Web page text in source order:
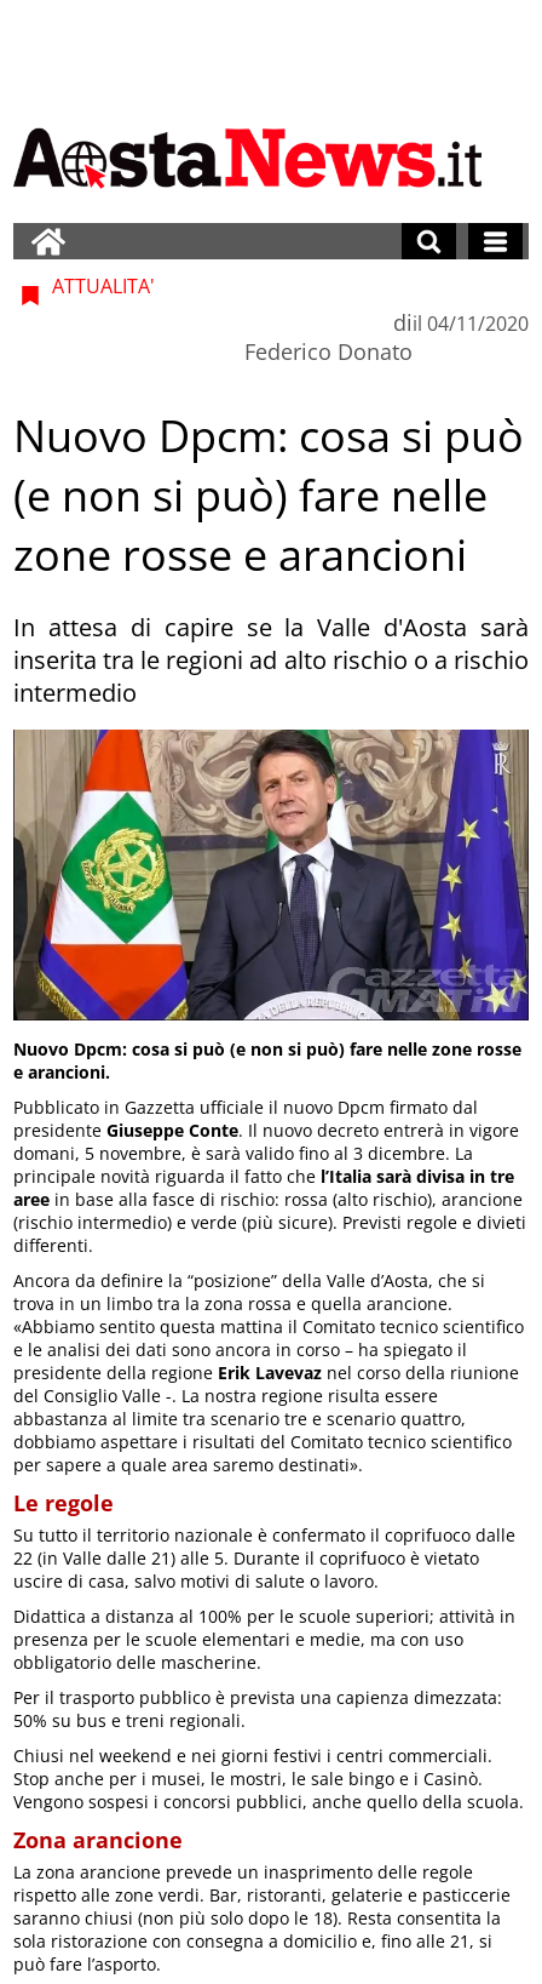
ATTUALITA'
di
Federico Donato
il 04/11/2020
Nuovo Dpcm: cosa si può
(e non si può) fare nelle
zone rosse e arancioni
In attesa di capire se la Valle d'Aosta sarà
inserita tra le regioni ad alto rischio o a rischio
intermedio
Nuovo Dpcm: cosa si può (e non si può) fare nelle zone rosse
e arancioni.
Pubblicato in Gazzetta ufficiale il nuovo Dpcm firmato dal
presidenteGiuseppe Conte. Il nuovo decreto entrerà in vigore
domani, 5 novembre, è sarà valido fino al 3 dicembre. La
principale novità riguarda il fatto che l’Italia sarà divisa in tre
aree in base alla fasce di rischio: rossa (alto rischio), arancione
(rischio intermedio) e verde (più sicure). Previsti regole e divieti
differenti.
Ancora da definire la “posizione” della Valle d’Aosta, che si
trova in un limbo tra la zona rossa e quella arancione.
«Abbiamo sentito questa mattina il Comitato tecnico scientifico
e le analisi dei dati sono ancora in corso – ha spiegato il
presidente della regione Erik Lavevaz nel corso della riunione
del Consiglio Valle -. La nostra regione risulta essere
abbastanza al limite tra scenario tre e scenario quattro,
dobbiamo aspettare i risultati del Comitato tecnico scientifico
per sapere a quale area saremo destinati».
Le regole
Su tutto il territorio nazionale è confermato il coprifuoco dalle
22 (in Valle dalle 21) alle 5. Durante il coprifuoco è vietato
uscire di casa, salvo motivi di salute o lavoro.
Didattica a distanza al 100% per le scuole superiori; attività in
presenza per le scuole elementari e medie, ma con uso
obbligatorio delle mascherine.
Per il trasporto pubblico è prevista una capienza dimezzata:
50% su bus e treni regionali.
Chiusi nel weekend e nei giorni festivi i centri commerciali.
Stop anche per i musei, le mostri, le sale bingo e i Casinò.
Vengono sospesi i concorsi pubblici, anche quello della scuola.
Zona arancione
La zona arancione prevede un inasprimento delle regole
rispetto alle zone verdi. Bar, ristoranti, gelaterie e pasticcerie
saranno chiusi (non più solo dopo le 18). Resta consentita la
sola ristorazione con consegna a domicilio e, fino alle 21, si
può fare l’asporto.